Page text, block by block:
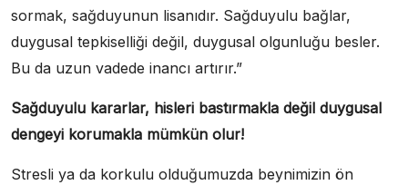
sormak, sağduyunun lisanıdır. Sağduyulu bağlar,
duygusal tepkiselliği değil, duygusal olgunluğu besler.
Bu da uzun vadede inancı artırır.”
Sağduyulu kararlar, hisleri bastırmakla değil duygusal
dengeyi korumakla mümkün olur!
Stresli ya da korkulu olduğumuzda beynimizin ön